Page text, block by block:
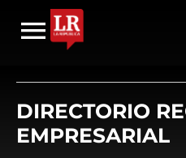
DIRECTORIO
EMPRESARIAL